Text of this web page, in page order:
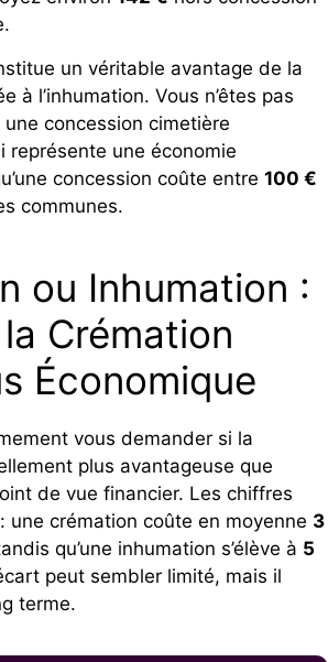
un véritable avantage de la
à l’inhumation. Vous n’êtes pas
une concession cimetière
représente une économie
concession coûte entre 100 €
communes.
ou Inhumation :
Crémation
Économique
vous demander si la
plus avantageuse que
de vue financier. Les chiffres
une crémation coûte en moyenne 3
qu’une inhumation s’élève à 5
peut sembler limité, mais il
terme.